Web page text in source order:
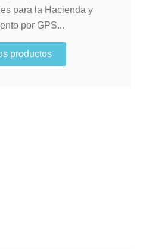
para la Hacienda y
por GPS...
productos